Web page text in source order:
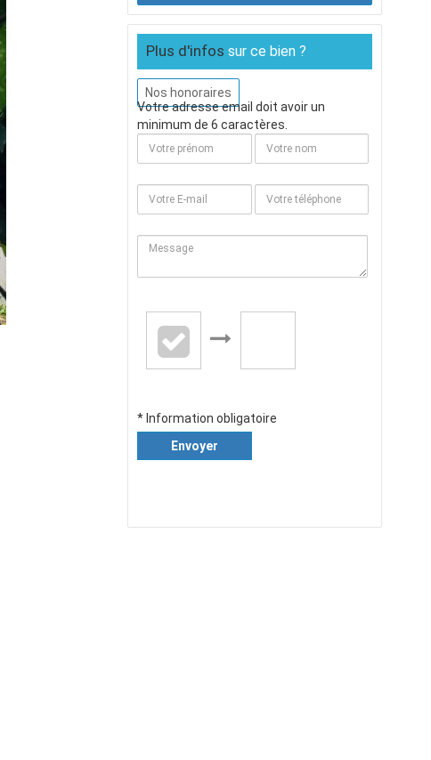
Plus d'infos sur ce bien ?
Nos honoraires
Votre adresse email doit avoir un
minimum de 6 caractères.
* Information obligatoire
Envoyer